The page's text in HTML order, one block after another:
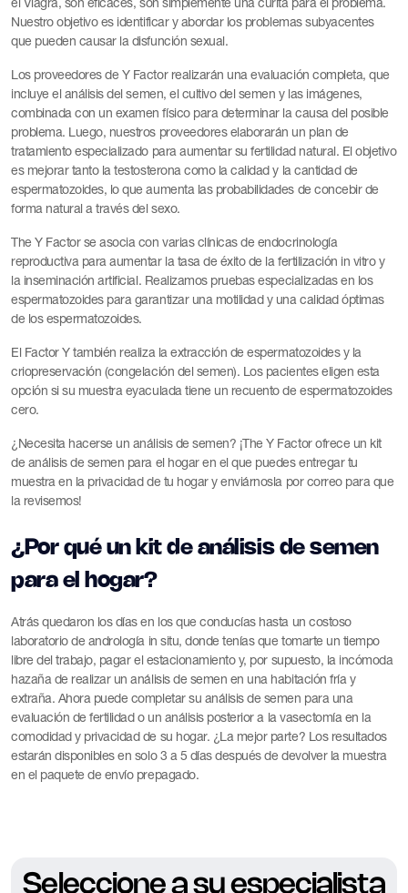
Nuestro objetivo es identificar y abordar los problemas subyacentes
que pueden causar la disfunción sexual.
Los proveedores de Y Factor realizarán una evaluación completa, que
incluye el análisis del semen, el cultivo del semen y las imágenes,
combinada con un examen físico para determinar la causa del posible
problema. Luego, nuestros proveedores elaborarán un plan de
tratamiento especializado para aumentar su fertilidad natural. El objetivo
es mejorar tanto la testosterona como la calidad y la cantidad de
espermatozoides, lo que aumenta las probabilidades de concebir de
forma natural a través del sexo.
The Y Factor se asocia con varias clínicas de endocrinología
reproductiva para aumentar la tasa de éxito de la fertilización in vitro y
la inseminación artificial. Realizamos pruebas especializadas en los
espermatozoides para garantizar una motilidad y una calidad óptimas
de los espermatozoides.
El Factor Y también realiza la extracción de espermatozoides y la
criopreservación (congelación del semen). Los pacientes eligen esta
opción si su muestra eyaculada tiene un recuento de espermatozoides
cero.
¿Necesita hacerse un análisis de semen? ¡The Y Factor ofrece un kit
de análisis de semen para el hogar en el que puedes entregar tu
muestra en la privacidad de tu hogar y enviárnosla por correo para que
la revisemos!
¿Por qué un kit de análisis de semen
para el hogar?
Atrás quedaron los días en los que conducías hasta un costoso
laboratorio de andrología in situ, donde tenías que tomarte un tiempo
libre del trabajo, pagar el estacionamiento y, por supuesto, la incómoda
hazaña de realizar un análisis de semen en una habitación fría y
extraña. Ahora puede completar su análisis de semen para una
evaluación de fertilidad o un análisis posterior a la vasectomía en la
comodidad y privacidad de su hogar. ¿La mejor parte? Los resultados
estarán disponibles en solo 3 a 5 días después de devolver la muestra
en el paquete de envío prepagado.
Seleccione a su especialista